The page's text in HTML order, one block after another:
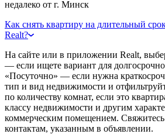
недалеко от г. Минск
Как снять квартиру на длительный
Realt?
На сайте или в приложении Realt,
— если ищете вариант для
«Посуточно» — если нужна
тип и вид недвижимости и
по количеству комнат, если это
классу недвижимости и другим
коммерческим помещением. Свяжитесь
контактам, указанным в объявлении.